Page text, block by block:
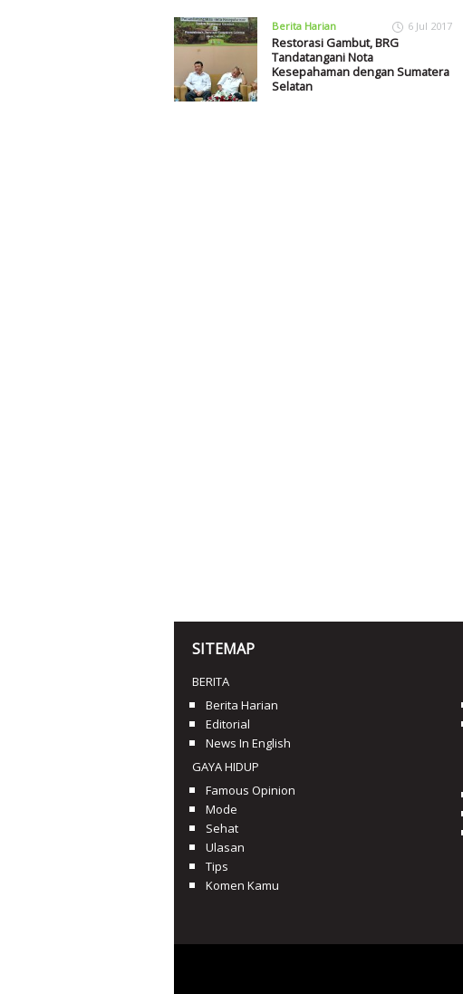
Berita Harian 6 Jul 2017
Restorasi Gambut, BRG
Tandatangani Nota
Kesepahaman dengan Sumatera
Selatan
SITEMAP
BERITA
Berita Harian
Editorial
News In English
GAYA HIDUP
Famous Opinion
Mode
Sehat
Ulasan
Tips
Komen Kamu